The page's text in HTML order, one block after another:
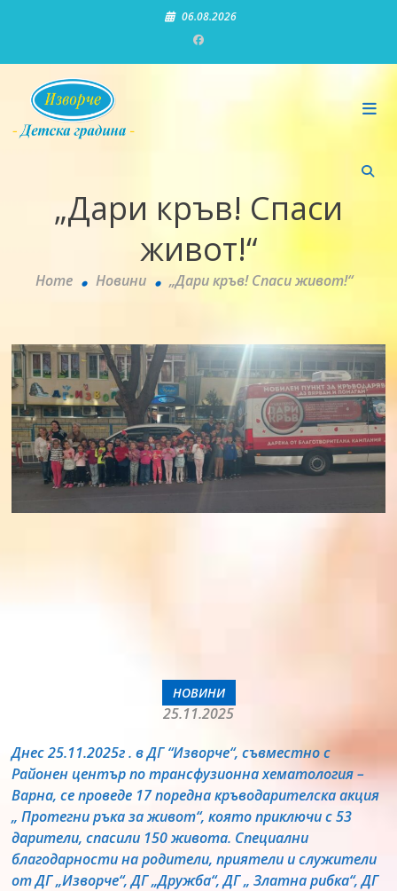
06.08.2026
Детска градина "Изворче"
„Дари кръв! Спаси
живот!“
Home Новини „Дари кръв! Спаси живот!“
НОВИНИ
25.11.2025
Днес 25.11.2025г . в ДГ “Изворче“, съвместно с
Районен център по трансфузионна хематология –
Варна, се проведе 17 поредна кръводарителска акция
„ Протегни ръка за живот“, която приключи с 53
дарители, спасили 150 живота. Специални
благодарности на родители, приятели и служители
от ДГ „Изворче“, ДГ „Дружба“, ДГ „ Златна рибка“, ДГ